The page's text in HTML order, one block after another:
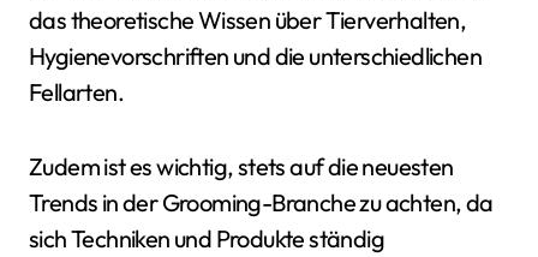
das theoretische Wissen über Tierverhalten,
Hygienevorschriften und die unterschiedlichen
Fellarten.
Zudem ist es wichtig, stets auf die neuesten
Trends in der Grooming-Branche zu achten, da
sich Techniken und Produkte ständig